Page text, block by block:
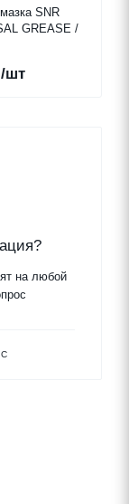
SNR
GREASE /
/шт
на любой